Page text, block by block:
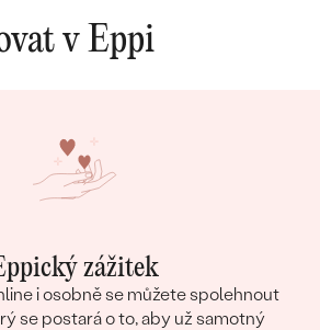
v Eppi
zážitek
i osobně se můžete spolehnout
se postará o to, aby už samotný